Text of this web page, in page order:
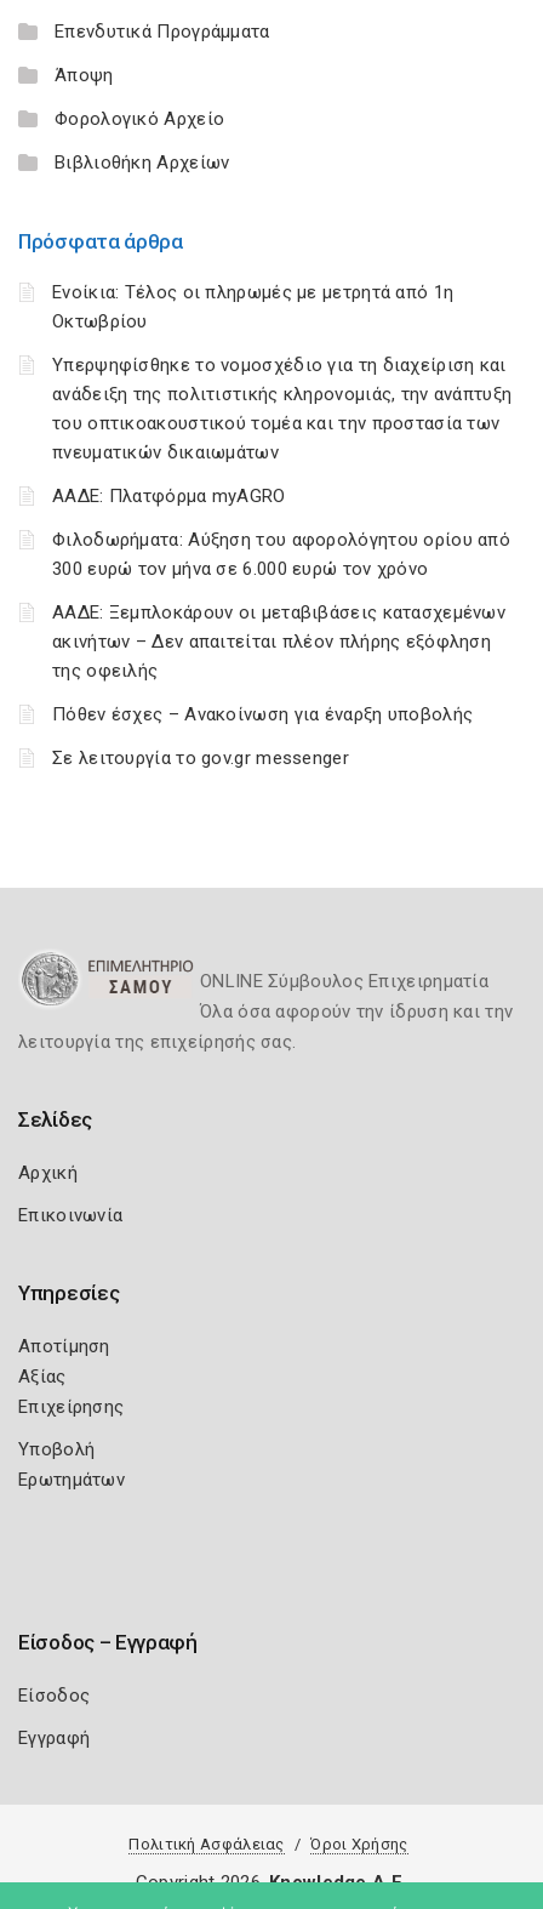
Επενδυτικά Προγράμματα
Άποψη
Φορολογικό Αρχείο
Βιβλιοθήκη Αρχείων
Πρόσφατα άρθρα
Ενοίκια: Τέλος οι πληρωμές με μετρητά από 1η
Οκτωβρίου
Υπερψηφίσθηκε το νομοσχέδιο για τη διαχείριση και
ανάδειξη της πολιτιστικής κληρονομιάς, την ανάπτυξη
του οπτικοακουστικού τομέα και την προστασία των
πνευματικών δικαιωμάτων
ΑΑΔΕ: Πλατφόρμα myAGRO
Φιλοδωρήματα: Αύξηση του αφορολόγητου ορίου από
300 ευρώ τον μήνα σε 6.000 ευρώ τον χρόνο
ΑΑΔΕ: Ξεμπλοκάρουν οι μεταβιβάσεις κατασχεμένων
ακινήτων – Δεν απαιτείται πλέον πλήρης εξόφληση
της οφειλής
Πόθεν έσχες – Ανακοίνωση για έναρξη υποβολής
Σε λειτουργία το gov.gr messenger
ONLINE Σύμβουλος Επιχειρηματία
Όλα όσα αφορούν την ίδρυση και την
λειτουργία της επιχείρησής σας.
Σελίδες
Αρχική
Επικοινωνία
Υπηρεσίες
Αποτίμηση
Αξίας
Επιχείρησης
Υποβολή
Ερωτημάτων
Είσοδος – Εγγραφή
Είσοδος
Εγγραφή
Πολιτική Ασφάλειας Όροι Χρήσης
Copyright 2026 Knowledge A.E.